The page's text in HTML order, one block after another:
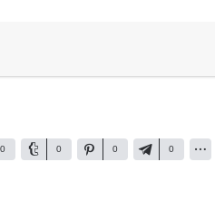
0 0 0 0